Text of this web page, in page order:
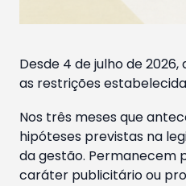
Desde 4 de julho de
as restrições
Nos três meses que
hipóteses previstas na
da gestão. Permanecem
caráter publicitário ou